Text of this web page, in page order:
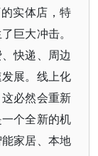
实体店，特
巨大冲击。
快递、周边
展。线上化
必然会重新
个全新的机
家居、本地